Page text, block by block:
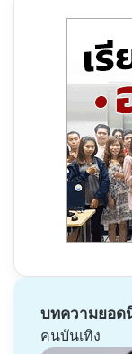
บทความยอด
คนบันเทิง